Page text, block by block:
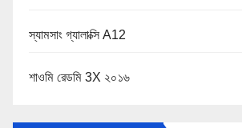
স্যামসাং গ্যালাক্সি A12
শাওমি রেডমি 3X ২০১৬